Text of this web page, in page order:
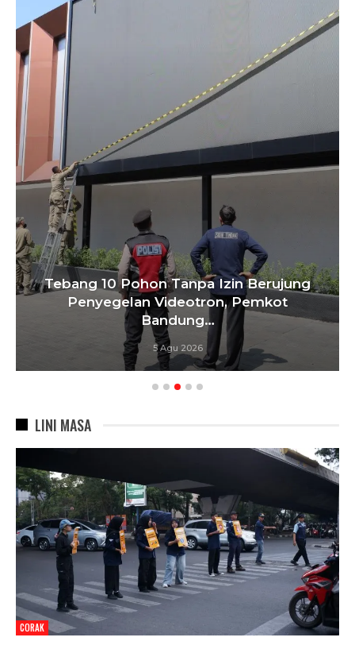
Tebang 10 Pohon Tanpa Izin Berujung
Penyegelan Videotron, Pemkot
Bandung…
5 Agu 2026
LINI MASA
CORAK